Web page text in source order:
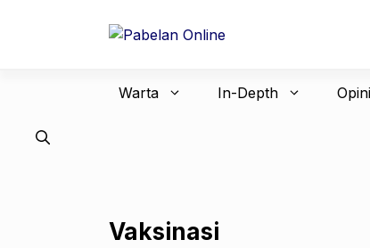
Warta In-Depth Opini
Vaksinasi